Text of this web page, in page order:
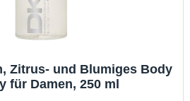
Zitrus- und Blumiges Body
für Damen, 250 ml